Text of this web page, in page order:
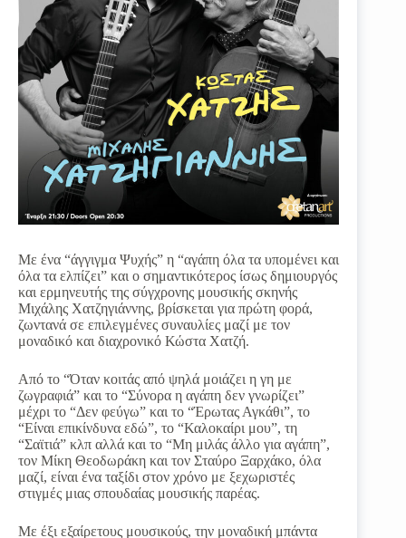
Με ένα “άγγιγμα Ψυχής” η “αγάπη όλα τα υπομένει και
όλα τα ελπίζει” και ο σημαντικότερος ίσως δημιουργός
και ερμηνευτής της σύγχρονης μουσικής σκηνής
Μιχάλης Χατζηγιάννης, βρίσκεται για πρώτη φορά,
ζωντανά σε επιλεγμένες συναυλίες μαζί με τον
μοναδικό και διαχρονικό Κώστα Χατζή.
Από το “Όταν κοιτάς από ψηλά μοιάζει η γη με
ζωγραφιά” και το “Σύνορα η αγάπη δεν γνωρίζει”
μέχρι το “Δεν φεύγω” και το “Έρωτας Αγκάθι”, το
“Είναι επικίνδυνα εδώ”, το “Καλοκαίρι μου”, τη
“Σαϊτιά” κλπ αλλά και το “Μη μιλάς άλλο για αγάπη”,
τον Μίκη Θεοδωράκη και τον Σταύρο Ξαρχάκο, όλα
μαζί, είναι ένα ταξίδι στον χρόνο με ξεχωριστές
στιγμές μιας σπουδαίας μουσικής παρέας.
Με έξι εξαίρετους μουσικούς, την μοναδική μπάντα